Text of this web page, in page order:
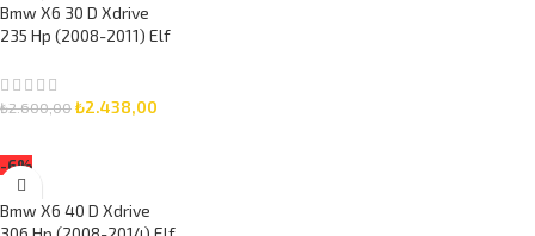
Bmw X6 30 D Xdrive
235 Hp (2008-2011) Elf
Yağlı Bakım Seti 3 Parça
Set
₺2.600,00₺2.438,00
-6%
Bmw X6 40 D Xdrive